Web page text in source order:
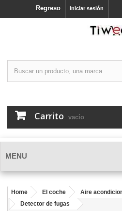
Iniciar sesión
Regreso
Carrito vacío
MENU
Home El coche
Aire
Detector de fugas